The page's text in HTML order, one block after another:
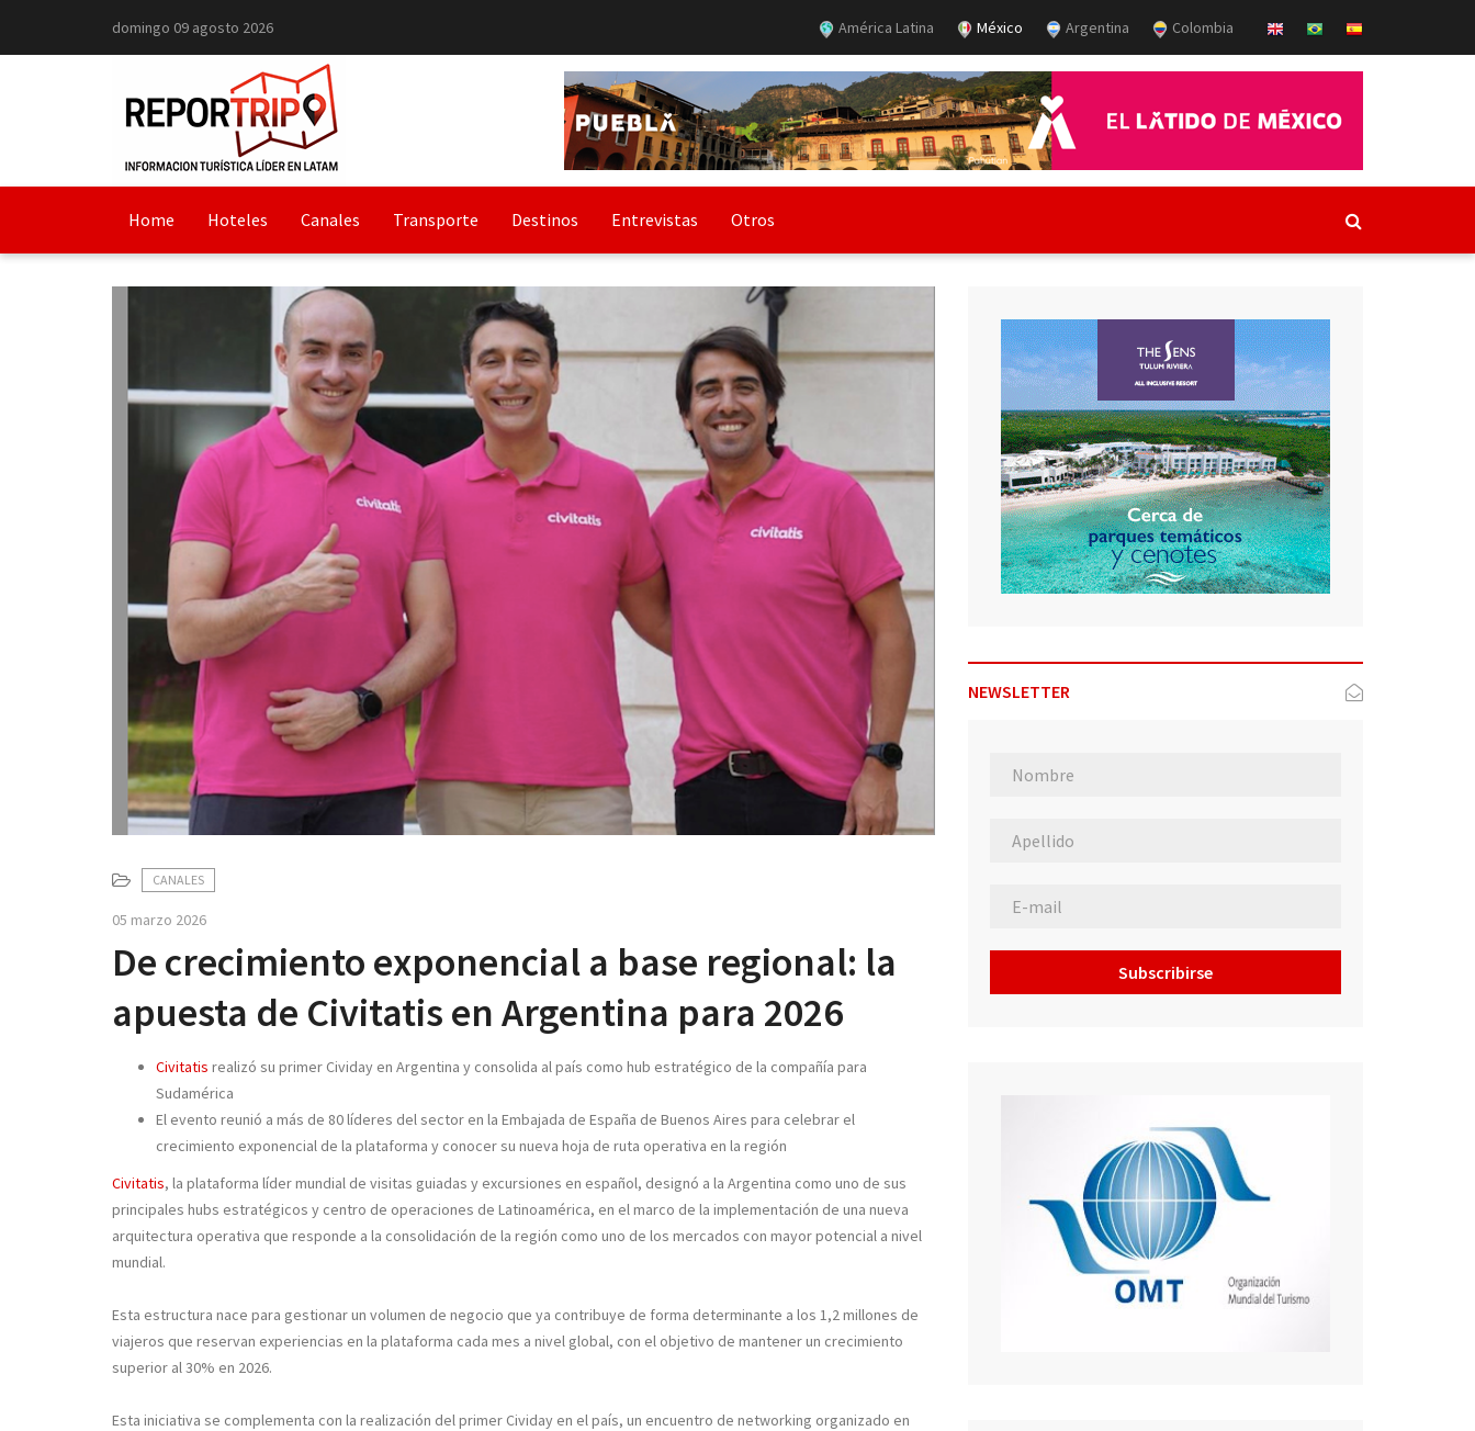
domingo 09 agosto 2026 América Latina México Argentina Colombia
Home Hoteles Canales Transporte Destinos Entrevistas Otros
CANALES
05 marzo 2026
De crecimiento exponencial a base regional: la
apuesta de Civitatis en Argentina para 2026
Civitatis realizó su primer Cividay en Argentina y consolida al país como hub estratégico de la compañía para
Sudamérica
El evento reunió a más de 80 líderes del sector en la Embajada de España de Buenos Aires para celebrar el
crecimiento exponencial de la plataforma y conocer su nueva hoja de ruta operativa en la región
Civitatis, la plataforma líder mundial de visitas guiadas y excursiones en español, designó a la Argentina como uno de sus
principales hubs estratégicos y centro de operaciones de Latinoamérica, en el marco de la implementación de una nueva
arquitectura operativa que responde a la consolidación de la región como uno de los mercados con mayor potencial a nivel
mundial.
Esta estructura nace para gestionar un volumen de negocio que ya contribuye de forma determinante a los 1,2 millones de
viajeros que reservan experiencias en la plataforma cada mes a nivel global, con el objetivo de mantener un crecimiento
superior al 30% en 2026.
Esta iniciativa se complementa con la realización del primer Cividay en el país, un encuentro de networking organizado en
NEWSLETTER
Subscribirse